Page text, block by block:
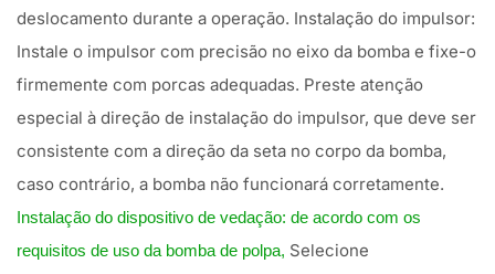
deslocamento durante a operação. Instalação do impulsor:
Instale o impulsor com precisão no eixo da bomba e fixe-o
firmemente com porcas adequadas. Preste atenção
especial à direção de instalação do impulsor, que deve ser
consistente com a direção da seta no corpo da bomba,
caso contrário, a bomba não funcionará corretamente.
Instalação do dispositivo de vedação: de acordo com os
requisitos de uso da bomba de polpa, Selecione